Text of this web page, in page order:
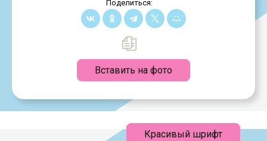
Поделиться:
Вставить на фото
Красивый шрифт